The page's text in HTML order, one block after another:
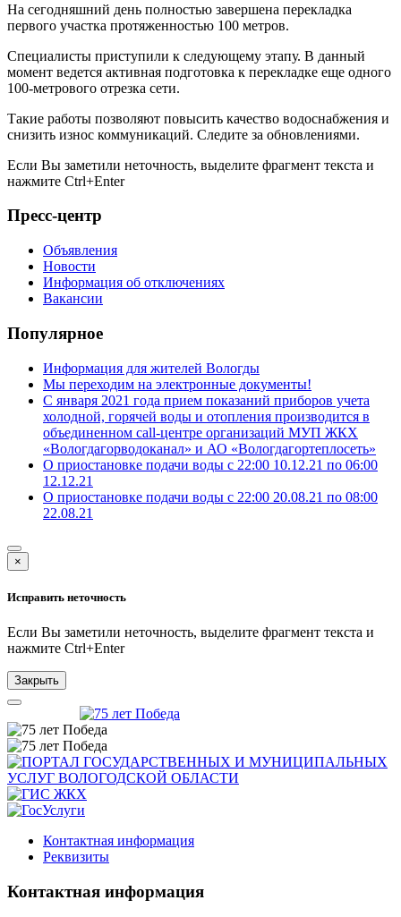
На сегодняшний день полностью завершена перекладка
первого участка протяженностью 100 метров.
Специалисты приступили к следующему этапу. В данный
момент ведется активная подготовка к перекладке еще одного
100-метрового отрезка сети.
Такие работы позволяют повысить качество водоснабжения и
снизить износ коммуникаций. Следите за обновлениями.
Если Вы заметили неточность, выделите фрагмент текста и
нажмите Ctrl+Enter
Пресс-центр
Объявления
Новости
Информация об отключениях
Вакансии
Популярное
Информация для жителей Вологды
Мы переходим на электронные документы!
С января 2021 года прием показаний приборов учета
холодной, горячей воды и отопления производится в
объединенном call-центре организаций МУП ЖКХ
«Вологдагорводоканал» и АО «Вологдагортеплосеть»
О приостановке подачи воды с 22:00 10.12.21 по 06:00
12.12.21
О приостановке подачи воды с 22:00 20.08.21 по 08:00
22.08.21
×
Исправить неточность
Если Вы заметили неточность, выделите фрагмент текста и
нажмите Ctrl+Enter
Закрыть
Контактная информация
Реквизиты
Контактная информация